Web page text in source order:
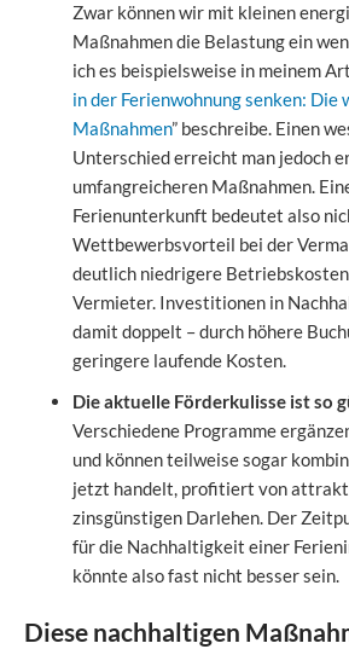
Zwar können wir mit kleinen
Maßnahmen die Belastung ein
ich es beispielsweise in meinem
in der Ferienwohnung senken: Die
Maßnahmen” beschreibe. Einen
Unterschied erreicht man jedoch
umfangreicheren Maßnahmen.
Ferienunterkunft bedeutet also
Wettbewerbsvorteil bei der
deutlich niedrigere
Vermieter. Investitionen in
damit doppelt – durch höhere
geringere laufende Kosten.
Die aktuelle Förderkulisse ist so
Verschiedene Programme
und können teilweise sogar
jetzt handelt, profitiert von
zinsgünstigen Darlehen. Der
für die Nachhaltigkeit einer
könnte also fast nicht besser sein.
Diese nachhaltigen